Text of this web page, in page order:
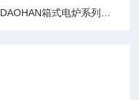
DAOHAN箱式电炉系列